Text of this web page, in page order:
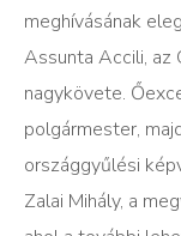
meghívásának
Assunta Accili, az
nagykövete.
polgármester,
országgyűlési
Zalai Mihály, a